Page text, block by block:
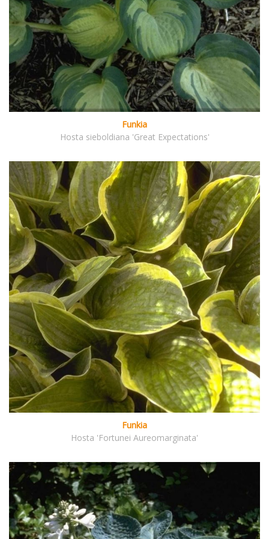
Funkia
Hosta sieboldiana 'Great Expectations'
Funkia
Hosta 'Fortunei Aureomarginata'